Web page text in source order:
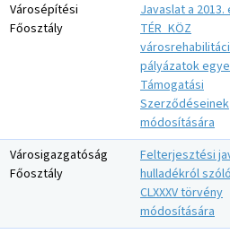
Városépítési
Főosztály
Javaslat a 2013.
TÉR_KÖZ
pályázatok
Támogatási
Szerződéseinek
módosítására
Városigazgatóság
Főosztály
Felterjesztési
hulladékról
CLXXXV törvény
módosítására